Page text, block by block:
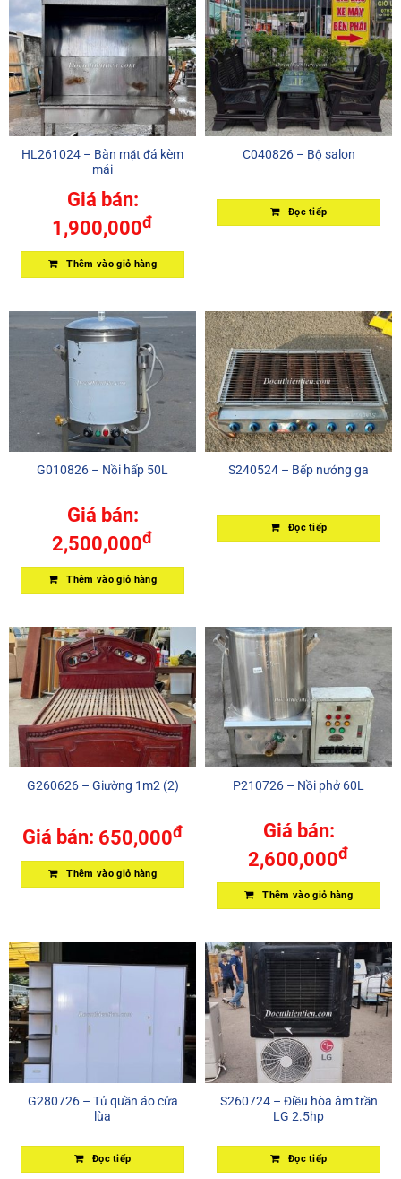
HL261024 – Bàn mặt đá kèm
mái
Giá bán:
1,900,000đ
Thêm vào giỏ hàng
C040826 – Bộ salon
Đọc tiếp
G010826 – Nồi hấp 50L
Giá bán:
2,500,000đ
Thêm vào giỏ hàng
S240524 – Bếp nướng ga
Đọc tiếp
G260626 – Giường 1m2 (2)
Giá bán: 650,000đ
Thêm vào giỏ hàng
P210726 – Nồi phở 60L
Giá bán:
2,600,000đ
Thêm vào giỏ hàng
G280726 – Tủ quần áo cửa
lùa
Đọc tiếp
S260724 – Điều hòa âm trần
LG 2.5hp
Đọc tiếp